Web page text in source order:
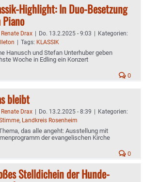
Highlight: In Duo-Besetzung
Piano
Renate Drax | Do. 13.2.2025 - 9:03 | Kategorien:
| Tags: KLASSIK
Hanusch und Stefan Unterhuber geben
Woche in Edling ein Konzert
0
bleibt
Renate Drax | Do. 13.2.2025 - 8:39 | Kategorien:
, Landkreis Rosenheim
das alle angeht: Ausstellung mit
der evangelischen Kirche
0
Stelldichein der Hunde-